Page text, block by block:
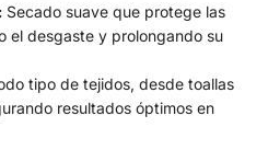
Secado suave que protege las
el desgaste y prolongando su
tipo de tejidos, desde toallas
resultados óptimos en